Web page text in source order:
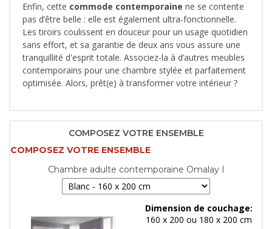
Enfin, cette commode contemporaine ne se contente
pas d’être belle : elle est également ultra-fonctionnelle.
Les tiroirs coulissent en douceur pour un usage quotidien
sans effort, et sa garantie de deux ans vous assure une
tranquillité d'esprit totale. Associez-la à d’autres meubles
contemporains pour une chambre stylée et parfaitement
optimisée. Alors, prêt(e) à transformer votre intérieur ?
COMPOSEZ VOTRE ENSEMBLE
COMPOSEZ VOTRE ENSEMBLE
Chambre adulte contemporaine Omalay I
Dimension de couchage:
160 x 200 ou 180 x 200 cm